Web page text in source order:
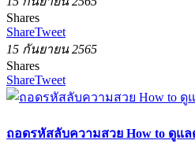
Shares
ShareTweet
15 กันยายน 2565
Shares
ShareTweet
ถอดรหัสลับความสวย How to ดูแล